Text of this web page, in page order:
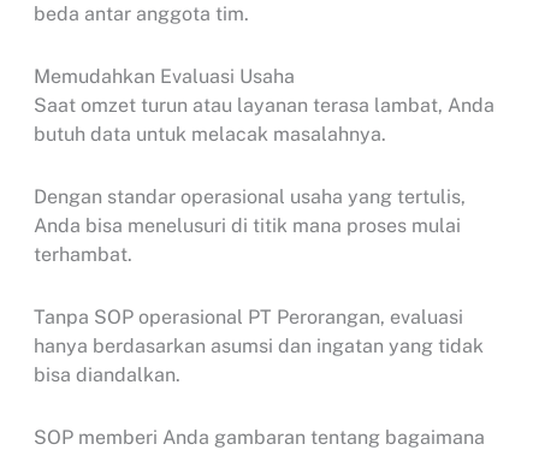
beda antar anggota tim.
Memudahkan Evaluasi Usaha
Saat omzet turun atau layanan terasa lambat, Anda
butuh data untuk melacak masalahnya.
Dengan standar operasional usaha yang tertulis,
Anda bisa menelusuri di titik mana proses mulai
terhambat.
Tanpa SOP operasional PT Perorangan, evaluasi
hanya berdasarkan asumsi dan ingatan yang tidak
bisa diandalkan.
SOP memberi Anda gambaran tentang bagaimana